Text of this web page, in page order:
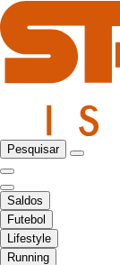
Pesquisar
Saldos
Futebol
Lifestyle
Running